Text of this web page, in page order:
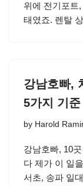
위에 전기포트
태였죠. 렌탈
강남호빠,
5가지 기준
by Harold
강남호빠, 10
다 제가 이 일
서초, 송파 일